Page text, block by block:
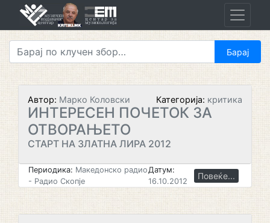
Автор: Марко Коловски Категорија: критика
ИНТЕРЕСЕН ПОЧЕТОК ЗА
ОТВОРАЊЕТО
СТАРТ НА ЗЛАТНА ЛИРА 2012
Периодика: Македонско радио
- Радио Скопје
Датум:
16.10.2012
Повеќе...